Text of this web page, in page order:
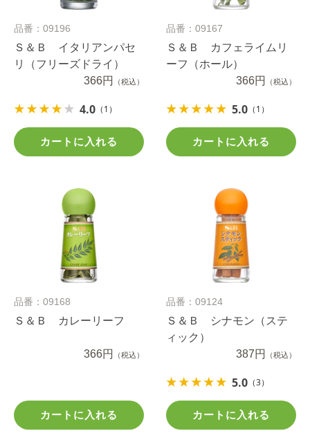
品番：09196
Ｓ＆Ｂ イタリアンパセ
リ（フリーズドライ）
366円
（税込）
4.0 （1）
カートに入れる
品番：09167
Ｓ＆Ｂ カフェライムリ
ーフ（ホール）
366円
（税込）
5.0 （1）
カートに入れる
品番：09168
Ｓ＆Ｂ カレーリーフ
366円 （税込）
カートに入れる
品番：09124
Ｓ＆Ｂ シナモン（ステ
ィック）
387円
（税込）
5.0 （3）
カートに入れる